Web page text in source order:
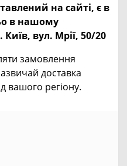
на сайті, є в
в нашому
Київ, вул. Мрії, 50/20
замовлення
доставка
вашого регіону.